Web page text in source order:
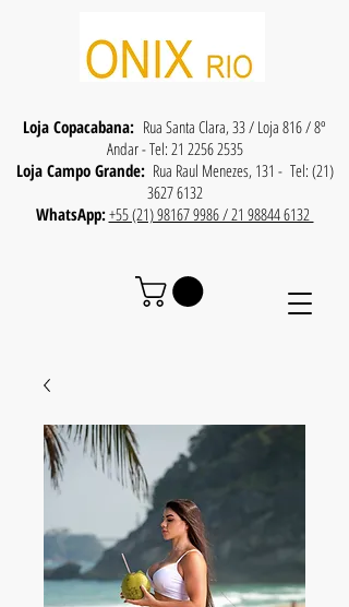
Loja Copacabana: Rua Santa Clara, 33 / Loja 816 / 8º
Andar - Tel: 21 2256 2535
Loja Campo Grande:Rua Raul Menezes, 131 - Tel: (21)
3627 6132
WhatsApp:+55 (21) 98167 9986 / 21 98844 6132